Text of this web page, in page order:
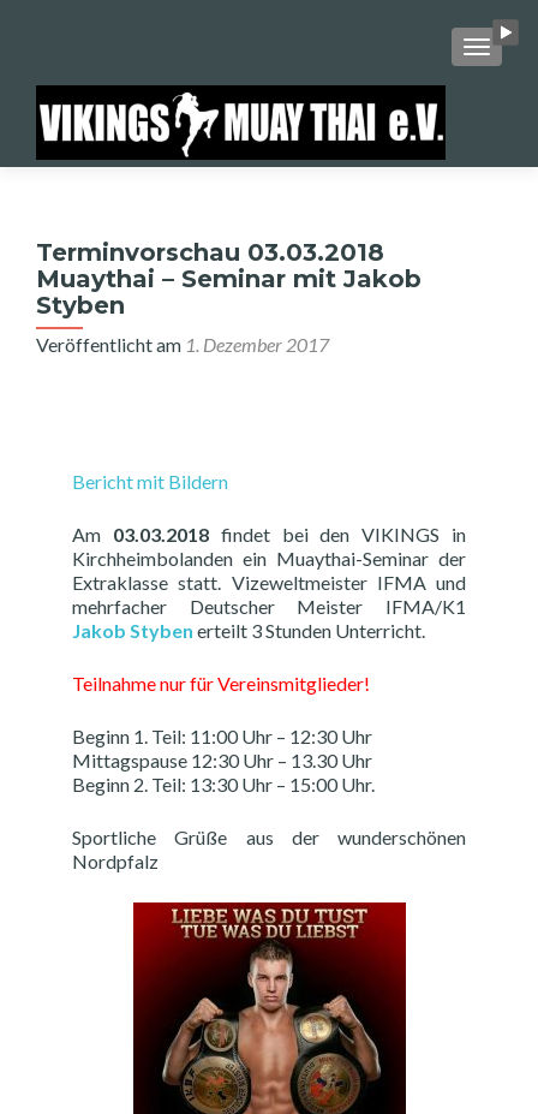
Terminvorschau 03.03.2018
Muaythai – Seminar mit Jakob
Styben
Veröffentlicht am 1. Dezember 2017
Bericht mit Bildern
Am 03.03.2018findet bei den VIKINGS in
Kirchheimbolanden ein Muaythai-Seminar der
Extraklasse statt. Vizeweltmeister IFMA und
mehrfacher Deutscher Meister IFMA/K1
Jakob Styben erteilt 3 Stunden Unterricht.
Teilnahme nur für Vereinsmitglieder!
Beginn 1. Teil: 11:00 Uhr – 12:30 Uhr
Mittagspause 12:30 Uhr – 13.30 Uhr
Beginn 2. Teil: 13:30 Uhr – 15:00 Uhr.
Sportliche Grüße aus der wunderschönen
Nordpfalz